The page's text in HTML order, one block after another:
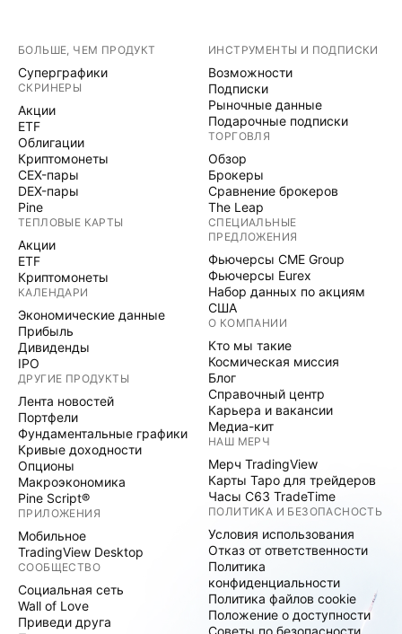
БОЛЬШЕ, ЧЕМ ПРОДУКТ
Суперграфики
СКРИНЕРЫ
Акции
ETF
Облигации
Криптомонеты
CEX-пары
DEX-пары
Pine
ТЕПЛОВЫЕ КАРТЫ
Акции
ETF
Криптомонеты
КАЛЕНДАРИ
Экономические данные
Прибыль
Дивиденды
IPO
ДРУГИЕ ПРОДУКТЫ
Лента новостей
Портфели
Фундаментальные графики
Кривые доходности
Опционы
Макроэкономика
Pine Script®
ПРИЛОЖЕНИЯ
Мобильное
TradingView Desktop
СООБЩЕСТВО
Социальная сеть
Wall of Love
Приведи друга
ИНСТРУМЕНТЫ И ПОДПИСКИ
Возможности
Подписки
Рыночные данные
Подарочные подписки
ТОРГОВЛЯ
Обзор
Брокеры
Сравнение брокеров
The Leap
СПЕЦИАЛЬНЫЕ
ПРЕДЛОЖЕНИЯ
Фьючерсы CME Group
Фьючерсы Eurex
Набор данных по акциям
США
О КОМПАНИИ
Кто мы такие
Космическая миссия
Блог
Справочный центр
Карьера и вакансии
Медиа-кит
НАШ МЕРЧ
Мерч TradingView
Карты Таро для трейдеров
Часы C63 TradeTime
ПОЛИТИКА И БЕЗОПАСНОСТЬ
Условия использования
Отказ от ответственности
Политика
конфиденциальности
Политика файлов cookie
Положение о доступности
Советы по безопасности